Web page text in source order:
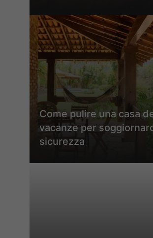
Come pulire una casa
vacanze per
sicurezza